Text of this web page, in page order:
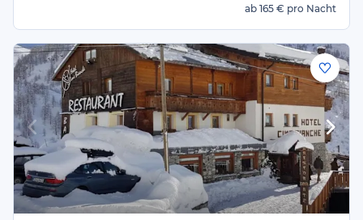
ab 165 € pro Nacht